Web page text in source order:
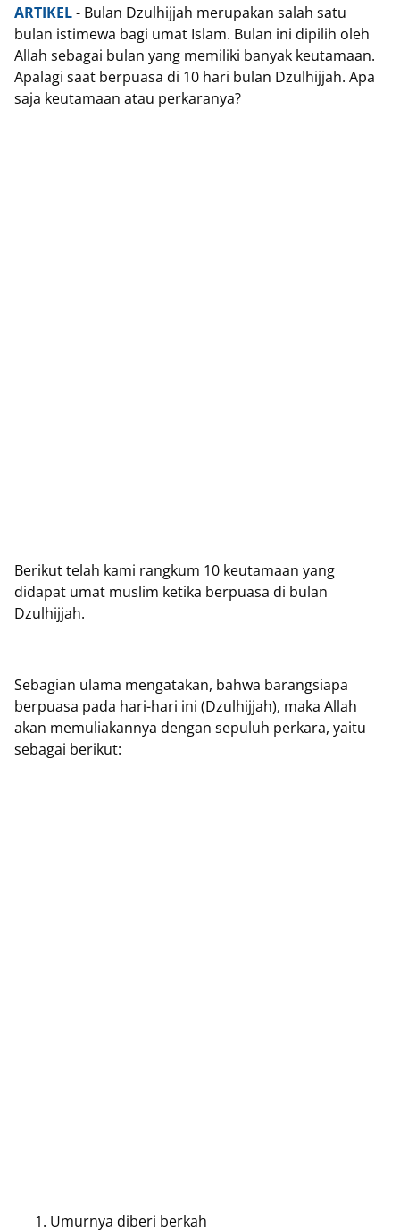
ARTIKEL- Bulan Dzulhijjah merupakan salah satu
bulan istimewa bagi umat Islam. Bulan ini dipilih oleh
Allah sebagai bulan yang memiliki banyak keutamaan.
Apalagi saat berpuasa di 10 hari bulan Dzulhijjah. Apa
saja keutamaan atau perkaranya?
Berikut telah kami rangkum 10 keutamaan yang
didapat umat muslim ketika berpuasa di bulan
Dzulhijjah.
Sebagian ulama mengatakan, bahwa barangsiapa
berpuasa pada hari-hari ini (Dzulhijjah), maka Allah
akan memuliakannya dengan sepuluh perkara, yaitu
sebagai berikut:
Umurnya diberi berkah